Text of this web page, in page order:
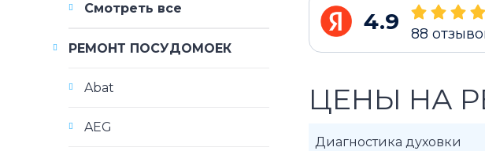
4.9 88
ЦЕНЫ НА
Диагностика духовки
Смотреть все
РЕМОНТ ПОСУДОМОЕК
Abat
AEG